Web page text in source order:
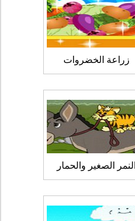
زراعة الخضروات
النمر الصغير والحمار